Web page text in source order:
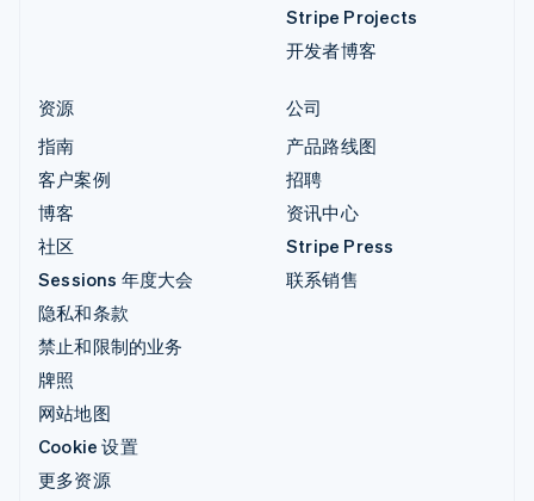
Stripe Projects
开发者博客
资源
指南
客户案例
博客
社区
Sessions 年度大会
隐私和条款
禁止和限制的业务
牌照
网站地图
Cookie 设置
更多资源
公司
产品路线图
招聘
资讯中心
Stripe Press
联系销售